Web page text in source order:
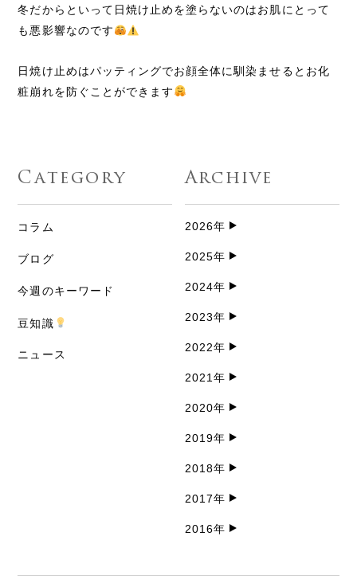
冬だからといって日焼け止めを塗らないのはお肌にとって
も悪影響なのです
日焼け止めはパッティングでお顔全体に馴染ませるとお化
粧崩れを防ぐことができます
Category
コラム
ブログ
今週のキーワード
豆知識
ニュース
Archive
2026年
2025年
2024年
2023年
2022年
2021年
2020年
2019年
2018年
2017年
2016年